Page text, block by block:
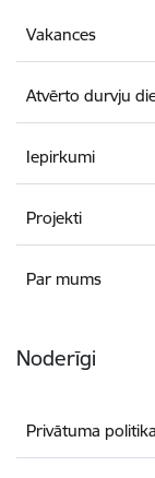
Vakances
Atvērto durvju
Iepirkumi
Projekti
Par mums
Noderīgi
Privātuma politika